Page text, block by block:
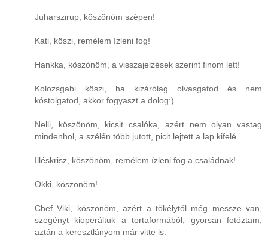
Juharszirup, köszönöm szépen!
Kati, köszi, remélem ízleni fog!
Hankka, köszönöm, a visszajelzések szerint finom lett!
Kolozsgabi köszi, ha kizárólag olvasgatod és nem
kóstolgatod, akkor fogyaszt a dolog:)
Nelli, köszönöm, kicsit csalóka, azért nem olyan vastag
mindenhol, a szélén több jutott, picit lejtett a lap kifelé.
Illéskrisz, köszönöm, remélem ízleni fog a családnak!
Okki, köszönöm!
Chef Viki, köszönöm, azért a tökélytől még messze van,
szegényt kioperáltuk a tortaformából, gyorsan fotóztam,
aztán a keresztlányom már vitte is.